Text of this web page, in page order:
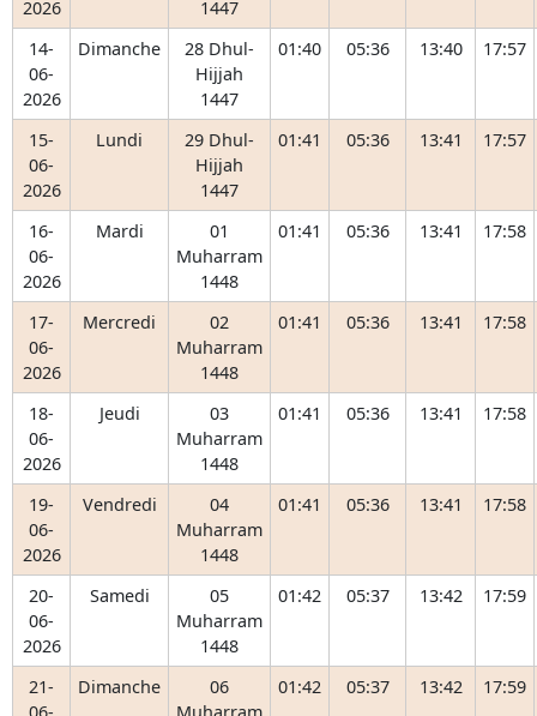
2026
1447
14-
06-
2026
Dimanche
28 Dhul-
Hijjah
1447
01:40 05:36 13:40 17:57
15-
06-
2026
Lundi
29 Dhul-
Hijjah
1447
01:41 05:36 13:41 17:57
16-
06-
2026
Mardi
01
Muharram
1448
01:41 05:36 13:41 17:58
17-
06-
2026
Mercredi
02
Muharram
1448
01:41 05:36 13:41 17:58
18-
06-
2026
Jeudi
03
Muharram
1448
01:41 05:36 13:41 17:58
19-
06-
2026
Vendredi
04
Muharram
1448
01:41 05:36 13:41 17:58
20-
06-
2026
Samedi
05
Muharram
1448
01:42 05:37 13:42 17:59
21-
Dimanche
06
01:42 05:37 13:42 17:59